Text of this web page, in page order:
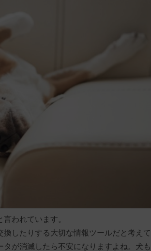
われています。
したりする大切な情報ツールだと考えて
が消滅したら不安になりますよね。犬も